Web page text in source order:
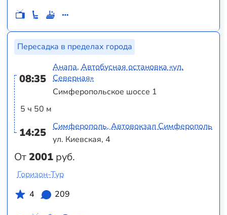
Пересадка в пределах города
08:35
5 ч 50 м
14:25
От2001 руб.
Анапа, Автобусная остановка «ул.
Северная»
Симферопольское шоссе 1
Симферополь, Автовокзал Симферополь
ул. Киевская, 4
Горизон-Тур
4
209